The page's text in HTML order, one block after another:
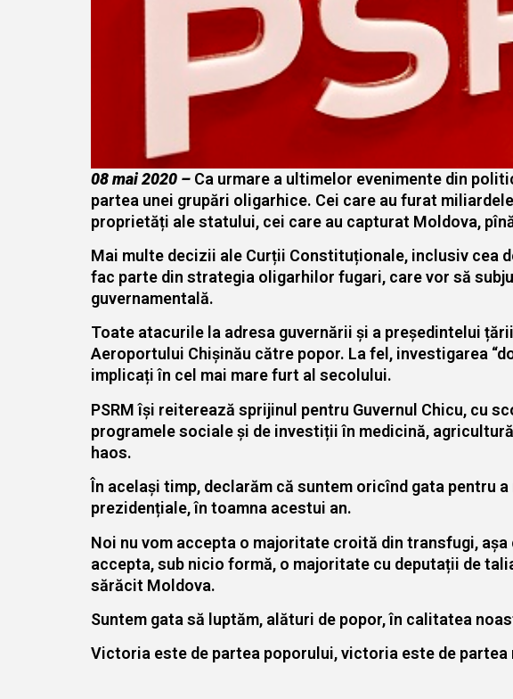
08 mai 2020 – Ca urmare a ultimelor evenimente din
partea unei grupări oligarhice. Cei care au furat
proprietăți ale statului, cei care au capturat Moldova,
Mai multe decizii ale Curții Constituționale, inclusiv cea
fac parte din strategia oligarhilor fugari, care vor să
guvernamentală.
Toate atacurile la adresa guvernării și a președintelui
Aeroportului Chișinău către popor. La fel, investigarea
implicați în cel mai mare furt al secolului.
PSRM își reiterează sprijinul pentru Guvernul Chicu, cu
programele sociale și de investiții în medicină,
haos.
În același timp, declarăm că suntem oricînd gata pentru
prezidențiale, în toamna acestui an.
Noi nu vom accepta o majoritate croită din transfugi,
accepta, sub nicio formă, o majoritate cu deputații de
sărăcit Moldova.
Suntem gata să luptăm, alături de popor, în calitatea
Victoria este de partea poporului, victoria este de partea